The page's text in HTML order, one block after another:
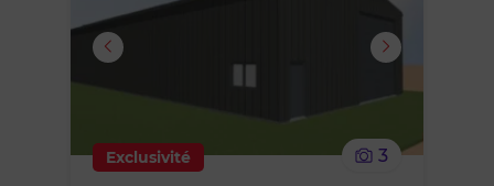
ou
Exclusivité
3